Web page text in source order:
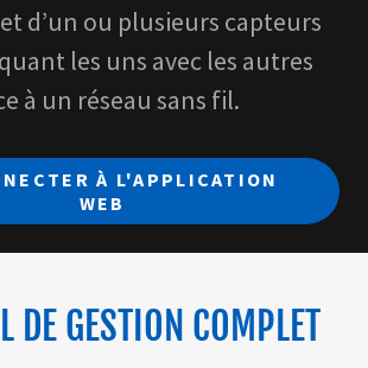
d’un ou plusieurs capteurs
les uns avec les autres
à un réseau sans fil.
À L'APPLICATION
WEB
DE GESTION COMPLET